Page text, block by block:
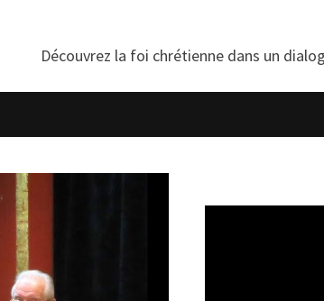
Découvrez la foi chrétienne dans un